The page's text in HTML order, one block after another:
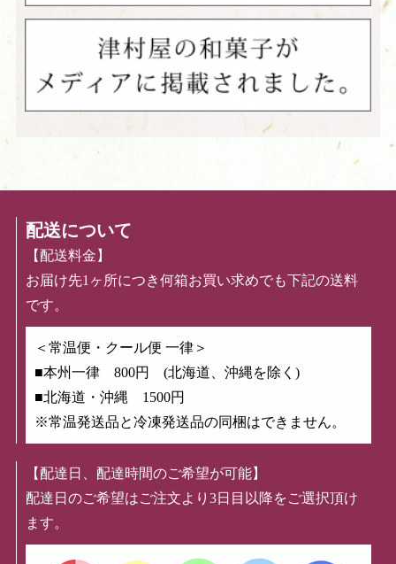
配送について
【配送料金】
お届け先1ヶ所につき何箱お買い求めでも下記の送料
です。
＜常温便・クール便 一律＞
■本州一律 800円 (北海道、沖縄を除く)
■北海道・沖縄 1500円
※常温発送品と冷凍発送品の同梱はできません。
【配達日、配達時間のご希望が可能】
配達日のご希望はご注文より3日目以降をご選択頂け
ます。